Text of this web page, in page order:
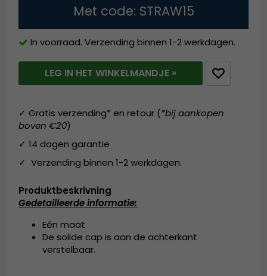
Met code: STRAW15
In voorraad. Verzending binnen 1-2 werkdagen.
LEG IN HET WINKELMANDJE »
✓ Gratis verzending* en retour (*bij aankopen
boven €20)
✓ 14 dagen garantie
✓ Verzending binnen 1-2 werkdagen.
Produktbeskrivning
Gedetailleerde informatie:
Eén maat
De solide cap is aan de achterkant
verstelbaar.